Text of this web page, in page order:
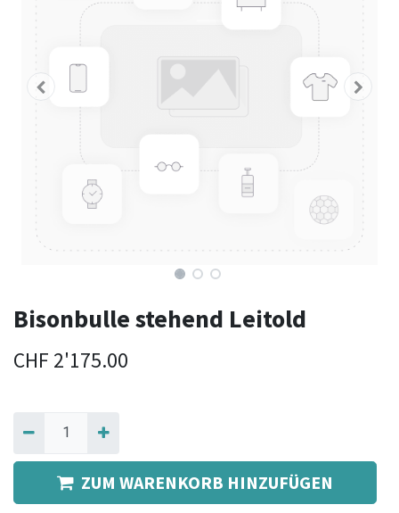
Bisonbulle stehend Leitold
CHF 2'175.00
ZUM WARENKORB HINZUFÜGEN